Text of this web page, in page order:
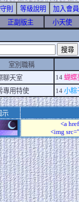
則 等級說明
加入會員
正副版主 小天使
室別職稱
聊天室 14 蝴
專用特使 14 小粽
示
<a
<img